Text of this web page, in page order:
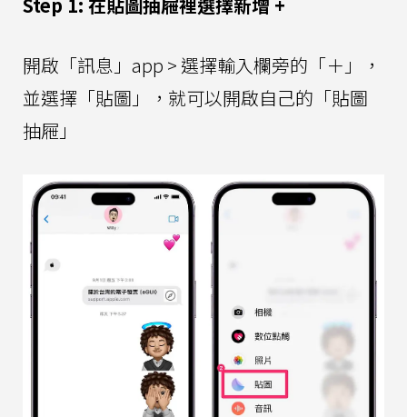
Step 1: 在貼圖抽屜裡選擇新增 +
開啟「訊息」app > 選擇輸入欄旁的「＋」，
並選擇「貼圖」，就可以開啟自己的「貼圖
抽屜」